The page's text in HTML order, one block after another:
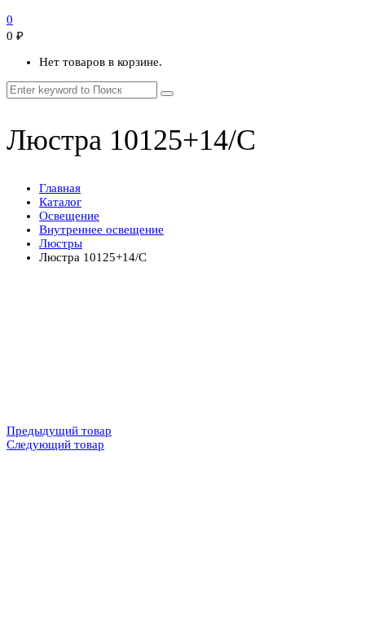
0
0 ₽
Нет товаров в корзине.
Люстра 10125+14/C
Главная
Каталог
Освещение
Внутреннее освещение
Люстры
Люстра 10125+14/C
Предыдущий товар
Следующий товар